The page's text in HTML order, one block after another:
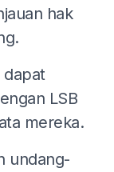
hak
dapat
LSB
mereka.
undang-